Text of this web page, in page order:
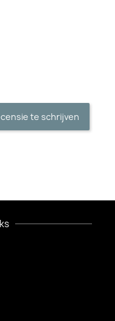
te schrijven